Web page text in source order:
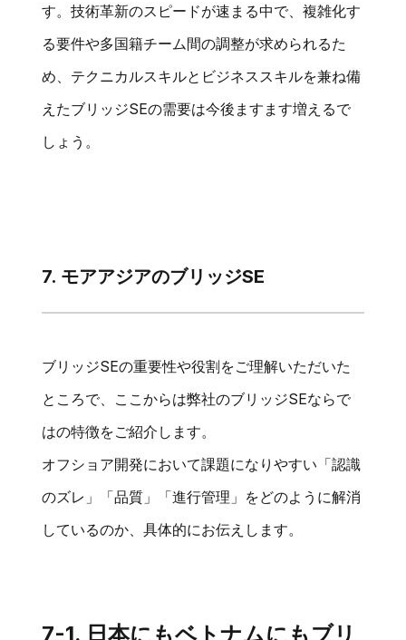
す。技術革新のスピードが速まる中で、複雑化す
る要件や多国籍チーム間の調整が求められるた
め、テクニカルスキルとビジネススキルを兼ね備
えたブリッジSEの需要は今後ますます増えるで
しょう。
7. モアアジアのブリッジSE
ブリッジSEの重要性や役割をご理解いただいた
ところで、ここからは弊社のブリッジSEならで
はの特徴をご紹介します。
オフショア開発において課題になりやすい「認識
のズレ」「品質」「進行管理」をどのように解消
しているのか、具体的にお伝えします。
7-1. 日本にもベトナムにもブリ